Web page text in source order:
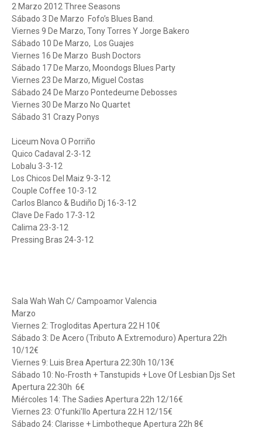
2 Marzo 2012 Three Seasons
Sábado 3 De Marzo Fofo’s Blues Band.
Viernes 9 De Marzo, Tony Torres Y Jorge Bakero
Sábado 10 De Marzo, Los Guajes
Viernes 16 De Marzo Bush Doctors
Sábado 17 De Marzo, Moondogs Blues Party
Viernes 23 De Marzo, Miguel Costas
Sábado 24 De Marzo Pontedeume Debosses
Viernes 30 De Marzo No Quartet
Sábado 31 Crazy Ponys
Liceum Nova O Porriño
Quico Cadaval 2-3-12
Lobalu 3-3-12
Los Chicos Del Maiz 9-3-12
Couple Coffee 10-3-12
Carlos Blanco & Budiño Dj 16-3-12
Clave De Fado 17-3-12
Calima 23-3-12
Pressing Bras 24-3-12
Sala Wah Wah C/ Campoamor Valencia
Marzo
Viernes 2: Trogloditas Apertura 22 H 10€
Sábado 3: De Acero (Tributo A Extremoduro) Apertura 22h
10/12€
Viernes 9: Luis Brea Apertura 22:30h 10/13€
Sábado 10: No-Frosth + Tanstupids + Love Of Lesbian Djs Set
Apertura 22:30h 6€
Miércoles 14: The Sadies Apertura 22h 12/16€
Viernes 23: O'funki'llo Apertura 22.H 12/15€
Sábado 24: Clarisse + Limbotheque Apertura 22h 8€